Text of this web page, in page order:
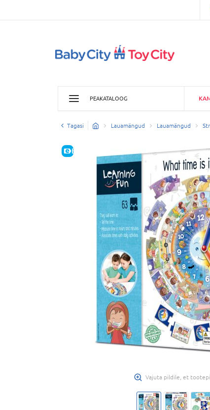
PEAKATALOOG
Tagasi Lauamängud Lauamängud
E-HIND
Vajuta pildile, et